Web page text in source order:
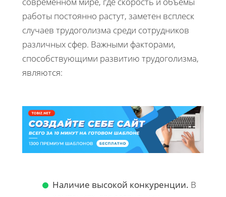
работы постоянно растут, заметен всплеск
случаев трудоголизма среди сотрудников
различных сфер. Важными факторами,
способствующими развитию трудоголизма,
являются:
Наличие высокой конкуренции. В